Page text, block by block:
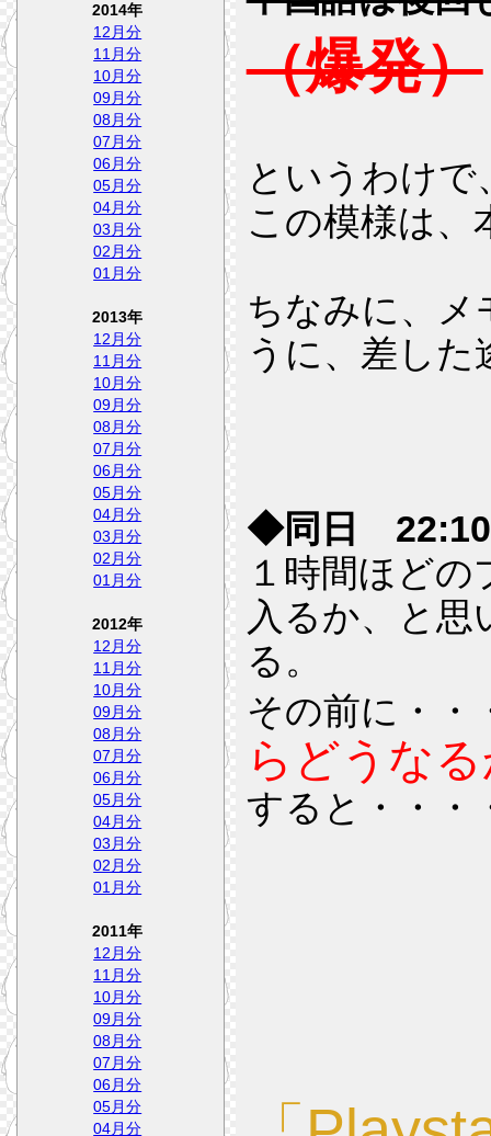
（爆発）
というわけで
この模様は、
ちなみに、メ
うに、差し
◆同日 22:10
１時間ほど
入るか、と
る。
その前に・・
らどうな
すると・・・
2014年
12月分
11月分
10月分
09月分
08月分
07月分
06月分
05月分
04月分
03月分
02月分
01月分
2013年
12月分
11月分
10月分
09月分
08月分
07月分
06月分
05月分
04月分
03月分
02月分
01月分
2012年
12月分
11月分
10月分
09月分
08月分
07月分
06月分
05月分
04月分
03月分
02月分
01月分
2011年
12月分
11月分
10月分
09月分
08月分
07月分
06月分
05月分
04月分